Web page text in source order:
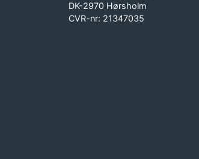
DK-2970 Hørsholm
CVR-nr: 21347035